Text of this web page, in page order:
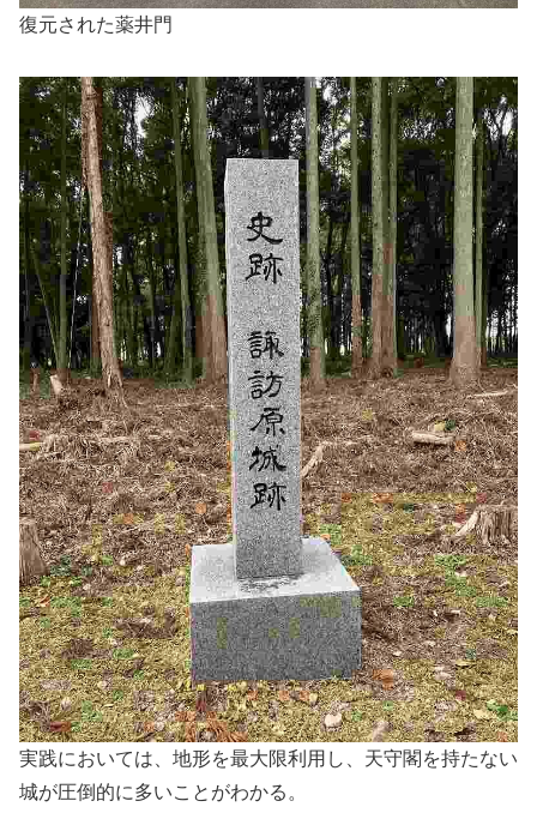
復元された薬井門
実践においては、地形を最大限利用し、天守閣を持たない
城が圧倒的に多いことがわかる。